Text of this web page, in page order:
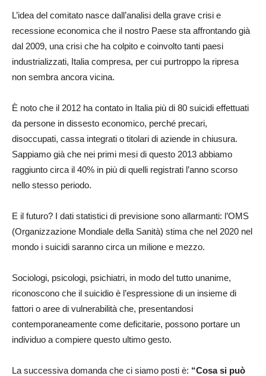
L’idea del comitato nasce dall’analisi della grave crisi e
recessione economica che il nostro Paese sta affrontando già
dal 2009, una crisi che ha colpito e coinvolto tanti paesi
industrializzati, Italia compresa, per cui purtroppo la ripresa
non sembra ancora vicina.
È noto che il 2012 ha contato in Italia più di 80 suicidi effettuati
da persone in dissesto economico, perché precari,
disoccupati, cassa integrati o titolari di aziende in chiusura.
Sappiamo già che nei primi mesi di questo 2013 abbiamo
raggiunto circa il 40% in più di quelli registrati l’anno scorso
nello stesso periodo.
E il futuro? I dati statistici di previsione sono allarmanti: l’OMS
(Organizzazione Mondiale della Sanità) stima che nel 2020 nel
mondo i suicidi saranno circa un milione e mezzo.
Sociologi, psicologi, psichiatri, in modo del tutto unanime,
riconoscono che il suicidio è l’espressione di un insieme di
fattori o aree di vulnerabilità che, presentandosi
contemporaneamente come deficitarie, possono portare un
individuo a compiere questo ultimo gesto.
La successiva domanda che ci siamo posti è: “Cosa si può